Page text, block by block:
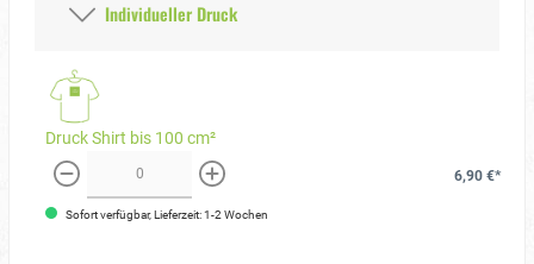
Individueller Druck
Druck Shirt bis 100 cm²
weniger mehr
6,90 €*
Sofort verfügbar, Lieferzeit: 1-2 Wochen